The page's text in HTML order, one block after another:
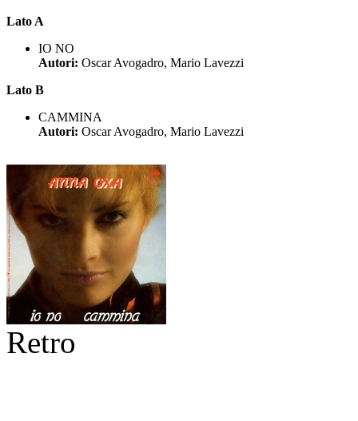
Lato A
IO NO
Autori: Oscar Avogadro, Mario Lavezzi
Lato B
CAMMINA
Autori: Oscar Avogadro, Mario Lavezzi
Retro